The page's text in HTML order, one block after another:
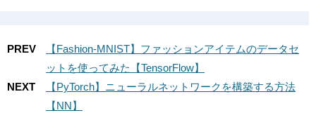
PREV
【Fashion-MNIST】ファッションアイテムのデータセ
ットを使ってみた【TensorFlow】
NEXT
【PyTorch】ニューラルネットワークを構築する方法
【NN】